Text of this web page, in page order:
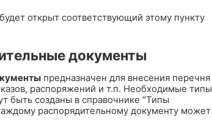
будет открыт соответствующий этому пункту
документы
предназначен для внесения перечня
распоряжений и т.п. Необходимые типы
быть созданы в справочнике "Типы
распорядительному документу может